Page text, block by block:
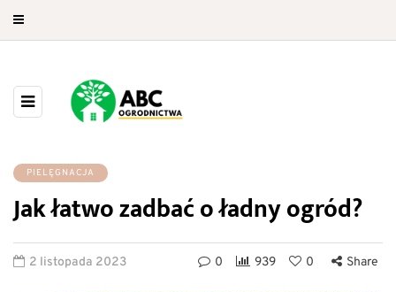
PIELĘGNACJA
Jak łatwo zadbać o ładny ogród?
2 listopada 2023 0 939 0 Share